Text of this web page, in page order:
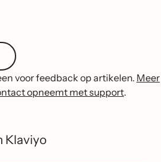
voor feedback op artikelen. Meer
opneemt met support.
Klaviyo